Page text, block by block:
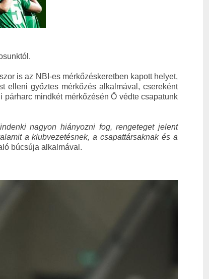
is az NBI-es mérkőzéskeretben kapott helyet,
elleni győztes mérkőzés alkalmával, csereként
párharc mindkét mérkőzésén Ő védte csapatunk
nagyon hiányozni fog, rengeteget jelent
a klubvezetésnek, a csapattársaknak és a
búcsúja alkalmával.